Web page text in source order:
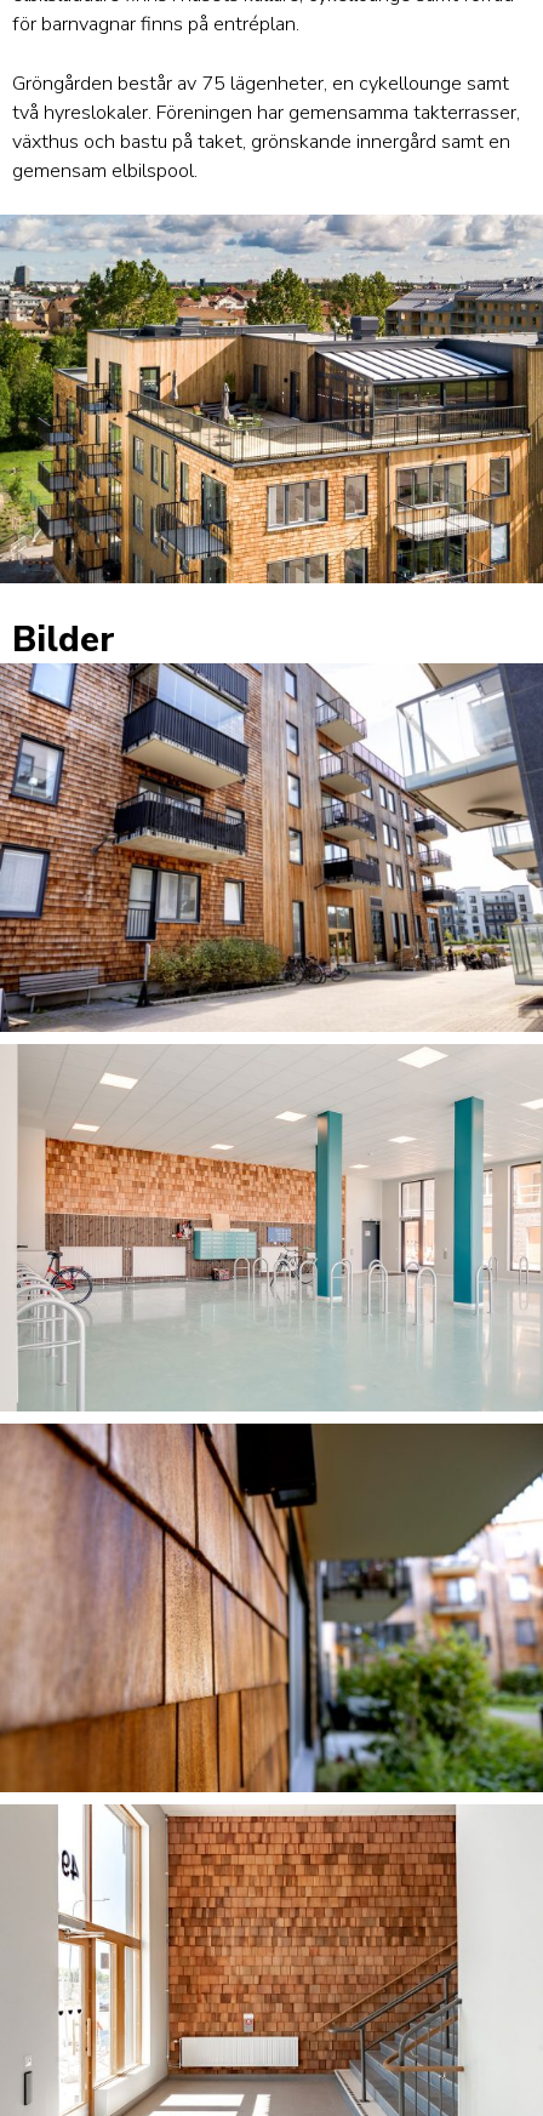
för barnvagnar finns på entréplan.
Gröngården består av 75 lägenheter, en cykellounge samt
två hyreslokaler. Föreningen har gemensamma takterrasser,
växthus och bastu på taket, grönskande innergård samt en
gemensam elbilspool.
Bilder